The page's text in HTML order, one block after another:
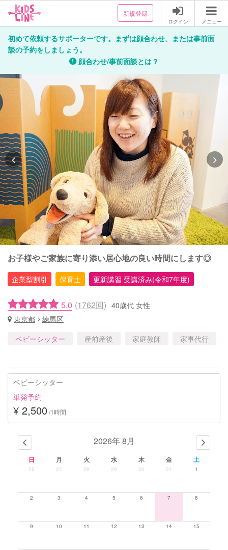
新規登録
ログイン メニュー
初めて依頼するサポーターです。まずは顔合わせ、または事前面
談の予約をしましょう。
顔合わせ/事前面談とは？
お子様やご家族に寄り添い居心地の良い時間にします◎
企業型割引 保育士 更新講習 受講済み(令和7年度)
5.0 (1762回) 40歳代 女性
東京都
練馬区
ベビーシッター
産前産後 家庭教師 家事代行
ベビーシッター
単発予約
¥ 2,500 /1時間
2026年 8月
日 月 火 水 木 金 土
26 27 28 29 30 31 1
2 3 4 5 6 7 8
9 10 11 12 13 14 15